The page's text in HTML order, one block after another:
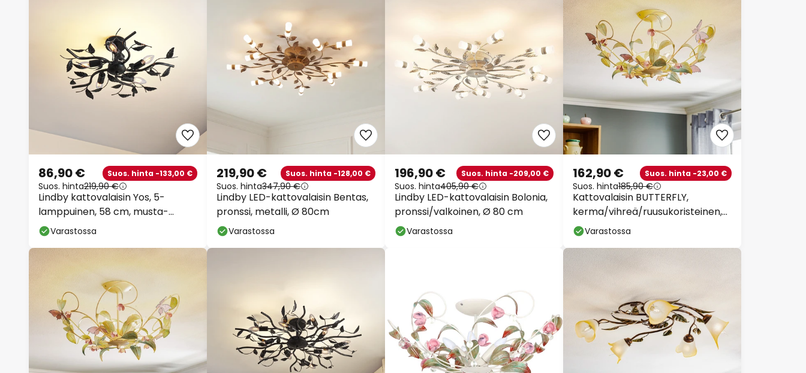
Lindby kattovalaisin Yos, 5-
lamppuinen, 58 cm, musta-
kultainen, E14
86,90 € Suos. hinta -133,00 €
Suos. hinta219,90 €
Varastossa
Lindby LED-kattovalaisin Bentas,
pronssi, metalli, Ø 80cm
219,90 € Suos. hinta -128,00 €
Suos. hinta347,90 €
Varastossa
Lindby LED-kattovalaisin Bolonia,
pronssi/valkoinen, Ø 80 cm
196,90 € Suos. hinta -209,00 €
Suos. hinta405,90 €
Varastossa
Kattovalaisin BUTTERFLY,
kerma/vihreä/ruusukoristeinen,
ruostumaton teräs,
162,90 € Suos. hinta -23,00 €
Suos. hinta185,90 €
Varastossa